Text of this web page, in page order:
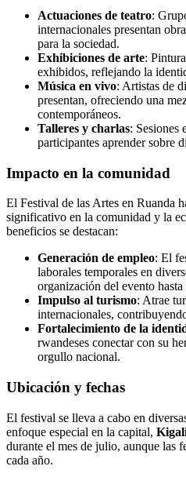
Actuaciones de teatro:
internacionales presentan
para la sociedad.
Exhibiciones de arte:
exhibidos, reflejando la
Música en vivo: Artistas de
presentan, ofreciendo una
contemporáneos.
Talleres y charlas: Sesiones
participantes aprender sobre
Impacto en la comunidad
El Festival de las Artes en Ruanda
significativo en la comunidad y la
beneficios se destacan:
Generación de empleo: El
laborales temporales en
organización del evento
Impulso al turismo: Atrae
internacionales,
Fortalecimiento de la
rwandeses conectar con su
orgullo nacional.
Ubicación y fechas
El festival se lleva a cabo en
enfoque especial en la capital,
durante el mes de julio, aunque las
cada año.